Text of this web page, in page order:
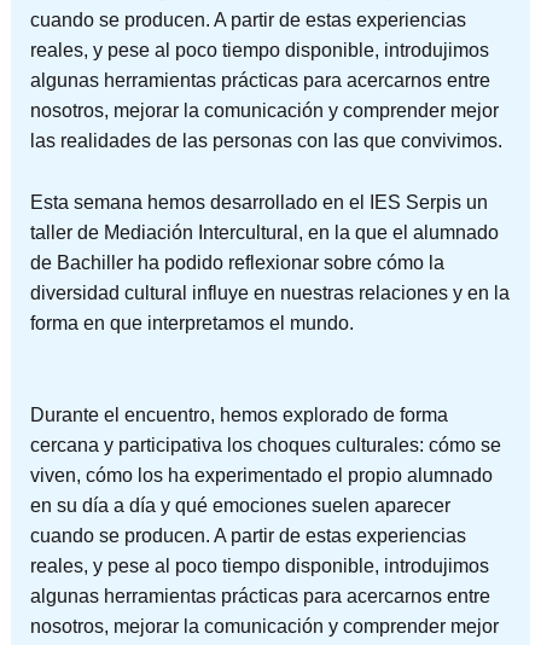
cuando se producen. A partir de estas experiencias
reales, y pese al poco tiempo disponible, introdujimos
algunas herramientas prácticas para acercarnos entre
nosotros, mejorar la comunicación y comprender mejor
las realidades de las personas con las que convivimos.
Esta semana hemos desarrollado en el IES Serpis un
taller de Mediación Intercultural, en la que el alumnado
de Bachiller ha podido reflexionar sobre cómo la
diversidad cultural influye en nuestras relaciones y en la
forma en que interpretamos el mundo.
Durante el encuentro, hemos explorado de forma
cercana y participativa los choques culturales: cómo se
viven, cómo los ha experimentado el propio alumnado
en su día a día y qué emociones suelen aparecer
cuando se producen. A partir de estas experiencias
reales, y pese al poco tiempo disponible, introdujimos
algunas herramientas prácticas para acercarnos entre
nosotros, mejorar la comunicación y comprender mejor